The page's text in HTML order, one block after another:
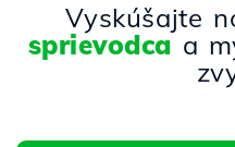
Vyskúšajte
sprievodca a